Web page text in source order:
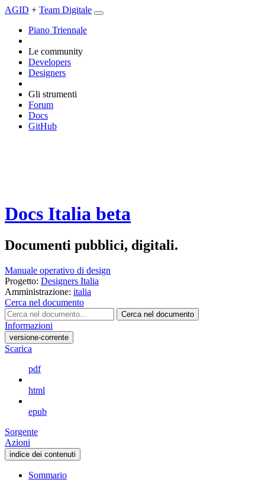
AGID + Team Digitale
Piano Triennale
Le community
Developers
Designers
Gli strumenti
Forum
Docs
GitHub
Docs Italia beta
Documenti pubblici, digitali.
Manuale operativo di design
Progetto: Designers Italia
Amministrazione: italia
Cerca nel documento
Cerca nel documento
Informazioni
versione-corrente
Scarica
pdf
html
epub
Sorgente
Azioni
indice dei contenuti
Sommario